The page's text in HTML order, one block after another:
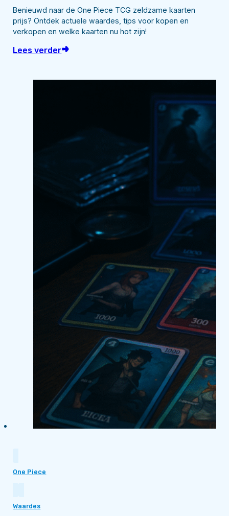
Benieuwd naar de One Piece TCG zeldzame kaarten
prijs? Ontdek actuele waardes, tips voor kopen en
verkopen en welke kaarten nu hot zijn!
Lees verder
One Piece
Waardes